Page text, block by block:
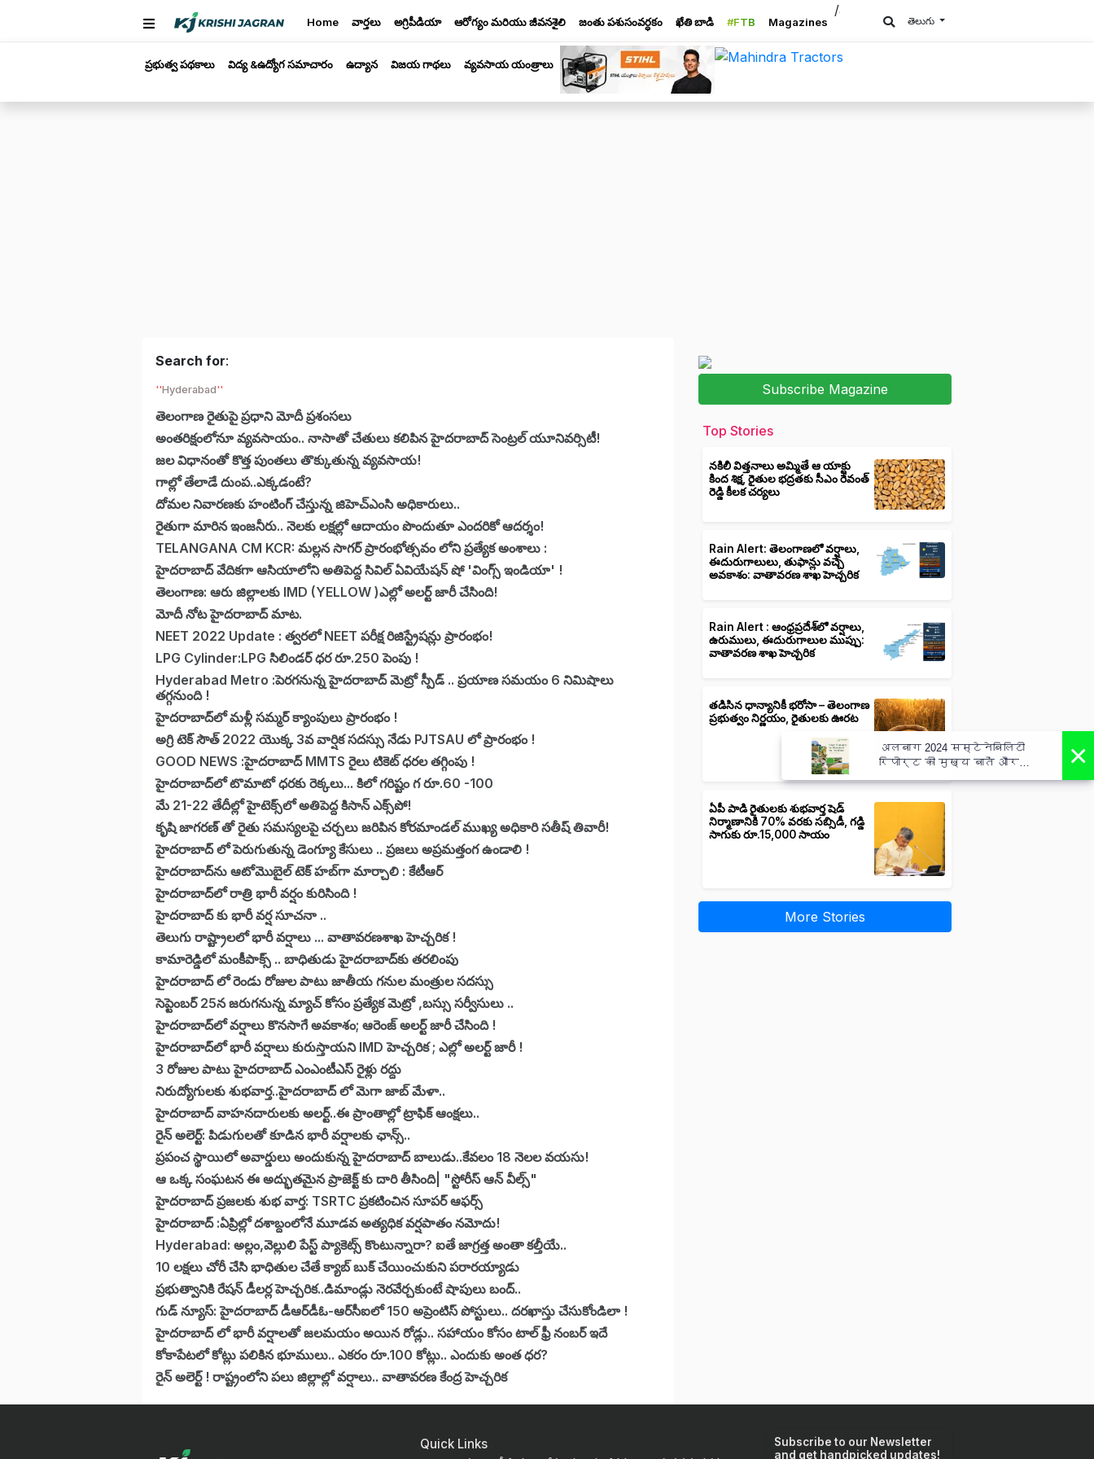
Home వార్తలు అగ్రిపీడియా ఆరోగ్యం మరియు జీవనశైలి జంతు పశుసంవర్ధకం ఖేతి బాడి #FTB Magazines
/a>
తెలుగు
ప్రభుత్వ పథకాలు విద్య &ఉద్యోగ సమాచారం ఉద్యాన విజయ గాథలు వ్యవసాయ యంత్రాలు
Search for:
Hyderabad
తెలంగాణ రైతుపై ప్రధాని మోదీ ప్రశంసలు
అంతరిక్షంలోనూ వ్యవసాయం.. నాసాతో చేతులు కలిపిన హైదరాబాద్ సెంట్రల్ యూనివర్సిటీ!
జల విధానంతో కొత్త పుంతలు తొక్కుతున్న వ్యవసాయ!
గాల్లో తేలాడే దుంప..ఎక్కడంటే?
దోమల నివారణకు హంటింగ్ చేస్తున్న జిహెచ్ఎంసి అధికారులు..
రైతుగా మారిన ఇంజనీరు.. నెలకు లక్షల్లో ఆదాయం పొందుతూ ఎందరికో ఆదర్శం!
TELANGANA CM KCR: మల్లన సాగర్ ప్రారంభోత్సవం లోని ప్రత్యేక అంశాలు :
హైదరాబాద్ వేదికగా ఆసియాలోని అతిపెద్ద సివిల్ ఏవియేషన్ షో 'వింగ్స్ ఇండియా' !
తెలంగాణ: ఆరు జిల్లాలకు IMD (YELLOW )ఎల్లో అలర్ట్ జారీ చేసింది!
మోదీ నోట హైదరాబాద్ మాట.
NEET 2022 Update : త్వరలో NEET పరీక్ష రిజిస్ట్రేషన్లు ప్రారంభం!
LPG Cylinder:LPG సిలిండర్ ధర రూ.250 పెంపు !
Hyderabad Metro :పెరగనున్న హైదరాబాద్ మెట్రో స్పీడ్ .. ప్రయాణ సమయం 6 నిమిషాలు
తగ్గనుంది !
హైదరాబాద్‌లో మళ్లీ సమ్మర్ క్యాంపులు ప్రారంభం !
అగ్రి టెక్ సౌత్ 2022 యొక్క 3వ వార్షిక సదస్సు నేడు PJTSAU లో ప్రారంభం !
GOOD NEWS :హైదరాబాద్ MMTS రైలు టికెట్ ధరల తగ్గింపు !
హైదరాబాద్‌లో టొమాటో ధరకు రెక్కలు... కిలో గరిష్టం గ రూ.60 -100
మే 21-22 తేదీల్లో హైటెక్స్‌లో అతిపెద్ద కిసాన్ ఎక్స్‌పో!
కృషి జాగరణ్ తో రైతు సమస్యలపై చర్చలు జరిపిన కోరమాండల్ ముఖ్య అధికారి సతీష్ తివారీ!
హైదరాబాద్ లో పెరుగుతున్న డెంగ్యూ కేసులు .. ప్రజలు అప్రమత్తంగ ఉండాలి !
హైదరాబాద్‌ను ఆటోమొబైల్ టెక్ హబ్‌గా మార్చాలి : కేటీఆర్
హైదరాబాద్‌లో రాత్రి భారీ వర్షం కురిసింది !
హైదరాబాద్ కు భారీ వర్ష సూచనా ..
తెలుగు రాష్ట్రాలలో భారీ వర్షాలు ... వాతావరణశాఖ హెచ్చరిక !
కామారెడ్డిలో మంకీపాక్స్‌ .. బాధితుడు హైదరాబాద్‌కు తరలింపు
హైదరాబాద్ లో రెండు రోజుల పాటు జాతీయ గనుల మంత్రుల సదస్సు
సెప్టెంబర్ 25న జరుగనున్న మ్యాచ్ కోసం ప్రత్యేక మెట్రో ,బస్సు సర్వీసులు ..
హైదరాబాద్‌లో వర్షాలు కొనసాగే అవకాశం; ఆరెంజ్ అలర్ట్ జారీ చేసింది !
హైదరాబాద్‌లో భారీ వర్షాలు కురుస్తాయని IMD హెచ్చరిక ; ఎల్లో అలర్ట్ జారీ !
3 రోజుల పాటు హైదరాబాద్ ఎంఎంటీఎస్‌ రైళ్లు రద్దు
నిరుద్యోగులకు శుభవార్త..హైదరాబాద్ లో మెగా జాబ్ మేళా..
హైదరాబాద్‌ వాహనదారులకు అలర్ట్..ఈ ప్రాంతాల్లో ట్రాఫిక్ ఆంక్షలు..
రైన్ అలెర్ట్: పిడుగులతో కూడిన భారీ వర్షాలకు ఛాన్స్..
ప్రపంచ స్థాయిలో అవార్డులు అందుకున్న హైదరాబాద్ బాలుడు..కేవలం 18 నెలల వయసు!
ఆ ఒక్క సంఘటన ఈ అద్భుతమైన ప్రాజెక్ట్ కు దారి తీసింది| "స్టోరీస్ ఆన్ వీల్స్"
హైదరాబాద్ ప్రజలకు శుభ వార్త: TSRTC ప్రకటించిన సూపర్ ఆఫర్స్
హైదరాబాద్‌ :ఏప్రిల్లో దశాబ్దంలోనే మూడవ అత్యధిక వర్షపాతం నమోదు!
Hyderabad: అల్లం,వెల్లులి పేస్ట్ ప్యాకెట్స్ కొంటున్నారా? ఐతే జాగ్రత్త అంతా కల్తీయే..
10 లక్షలు చోరీ చేసి భాధితుల చేతే క్యాబ్ బుక్ చేయించుకుని పరారయ్యాడు
ప్రభుత్వానికి రేషన్ డీలర్ల హెచ్చరిక..డిమాండ్లు నెరవేర్చకుంటే షాపులు బంద్..
గుడ్ న్యూస్: హైదరాబాద్‌ డీఆర్‌డీఓ-ఆర్‌సీఐలో 150 అప్రెంటిస్‌ పోస్టులు.. దరఖాస్తు చేసుకోండిలా !
హైదరాబాద్ లో భారీ వర్షాలతో జలమయం అయిన రోడ్లు.. సహాయం కోసం టాల్ ఫ్రీ నంబర్ ఇదే
కోకాపేటలో కోట్లు పలికిన భూములు.. ఎకరం రూ.100 కోట్లు.. ఎందుకు అంత ధర?
రైన్ అలెర్ట్ ! రాష్ట్రంలోని పలు జిల్లాల్లో వర్షాలు.. వాతావరణ కేంద్ర హెచ్చరిక
Subscribe Magazine
Top Stories
నకిలీ విత్తనాలు అమ్మితే ఆ యాక్టు
కింద శిక్ష, రైతుల భద్రతకు సీఎం రేవంత్
రెడ్డి కీలక చర్యలు
Rain Alert: తెలంగాణలో వర్షాలు,
ఈదురుగాలులు, తుఫాన్లు వచ్చే
అవకాశం: వాతావరణ శాఖ హెచ్చరిక
Rain Alert : ఆంధ్రప్రదేశ్‌లో వర్షాలు,
ఉరుములు, ఈదురుగాలుల ముప్పు:
వాతావరణ శాఖ హెచ్చరిక
తడిసిన ధాన్యానికీ భరోసా – తెలంగాణ
ప్రభుత్వం నిర్ణయం, రైతులకు ఊరట
ఏపీ పాడి రైతులకు శుభవార్త షెడ్
నిర్మాణానికి 70% వరకు సబ్సిడీ, గడ్డి
సాగుకు రూ.15,000 సాయం
More Stories
Quick Links
Subscribe to our Newsletter
and get handpicked updates!
×
अलबाग 2024 सस्टेनेबिलिटी
रिपोर्ट की मुख्य बातें और
कार्य - Albaugh 2024